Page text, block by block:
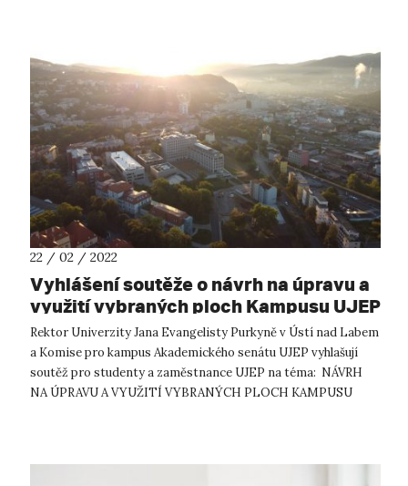
22 / 02 / 2022
Vyhlášení soutěže o návrh na úpravu a
využití vybraných ploch Kampusu UJEP
Rektor Univerzity Jana Evangelisty Purkyně v Ústí nad Labem
a Komise pro kampus Akademického senátu UJEP vyhlašují
soutěž pro studenty a zaměstnance UJEP na téma: NÁVRH
NA ÚPRAVU A VYUŽITÍ VYBRANÝCH PLOCH KAMPUSU